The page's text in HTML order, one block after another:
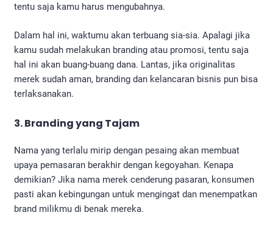
tentu saja kamu harus mengubahnya.
Dalam hal ini, waktumu akan terbuang sia-sia. Apalagi jika
kamu sudah melakukan branding atau promosi, tentu saja
hal ini akan buang-buang dana. Lantas, jika originalitas
merek sudah aman, branding dan kelancaran bisnis pun bisa
terlaksanakan.
3. Branding yang Tajam
Nama yang terlalu mirip dengan pesaing akan membuat
upaya pemasaran berakhir dengan kegoyahan. Kenapa
demikian? Jika nama merek cenderung pasaran, konsumen
pasti akan kebingungan untuk mengingat dan menempatkan
brand milikmu di benak mereka.